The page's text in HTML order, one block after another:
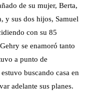
de su mujer, Berta,
y sus dos hijos, Samuel
con su 85
se enamoró tanto
a punto de
buscando casa en
adelante sus planes.